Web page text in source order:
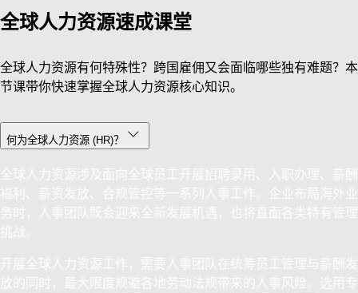
全球人力资源速成课堂
全球人力资源有何特殊性？跨国雇佣又会面临哪些独有难题？本
节课带你快速掌握全球人力资源核心知识。
何为全球人力资源 (HR)？
全球人力资源涉及面向全球员工开展招聘录用、入职办理、薪酬
福利、薪资发放、合规管控等一系列人事工作。企业布局海外业
务时，人事团队既会迎来全新发展机遇，也将直面各类特有管理
挑战。
开展全球人力资源工作，需要人事团队在统筹员工管理与薪酬发
放的同时，最大限度规避各地劳动法规带来的人事风险。选用专